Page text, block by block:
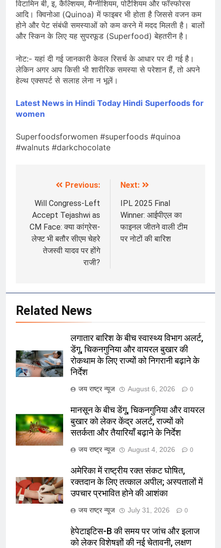
विटामिन बी, इ, कैल्शियम, मैग्नीशियम, पोटैशियम और फॉस्फोरस
आदि। क्विनोआ (Quinoa) में फाइबर भी होता है जिससे वजन कम
होने और पेट संबंधी समस्याओं को कम करने में मदद मिलती है। बालों
और स्किन के लिए यह सुपरफूड (Superfood) बेहतरीन है।
नोट:- यहां दी गई जानकारी केवल रिसर्च के आधार पर दी गई है।
लेकिन अगर आप किसी भी शारीरिक समस्या से परेशान हैं, तो अपने
हेल्थ एक्सपर्ट से सलाह लेना न भूलें।
Latest News in Hindi Today Hindi Superfoods for
women
Superfoodsforwomen #superfoods #quinoa
#walnuts #darkchocolate
navigation
Previous:
Will Congress-Left
Accept Tejashwi as
CM Face: क्या कांग्रेस-
लेफ्ट भी बतौर सीएम चेहरे
तेजस्वी यादव पर होंगे
राजी?
Next:
IPL 2025 Final
Winner: आईपीएल का
फाइनल जीतने वाली टीम
पर नोटों की बारिश
Related News
लगातार बारिश के बीच स्वास्थ्य विभाग अलर्ट,
डेंगू, चिकनगुनिया और वायरल बुखार की
रोकथाम के लिए राज्यों को निगरानी बढ़ाने के
निर्देश
जय राष्ट्र न्यूज August 6, 2026 0
मानसून के बीच डेंगू, चिकनगुनिया और वायरल
बुखार को लेकर केंद्र अलर्ट, राज्यों को
सतर्कता और तैयारियाँ बढ़ाने के निर्देश
जय राष्ट्र न्यूज August 4, 2026 0
अमेरिका में राष्ट्रीय रक्त संकट घोषित,
रक्तदान के लिए तत्काल अपील; अस्पतालों में
उपचार प्रभावित होने की आशंका
जय राष्ट्र न्यूज July 31, 2026 0
हेपेटाइटिस-B की समय पर जांच और इलाज
को लेकर विशेषज्ञों की नई चेतावनी, लक्षण